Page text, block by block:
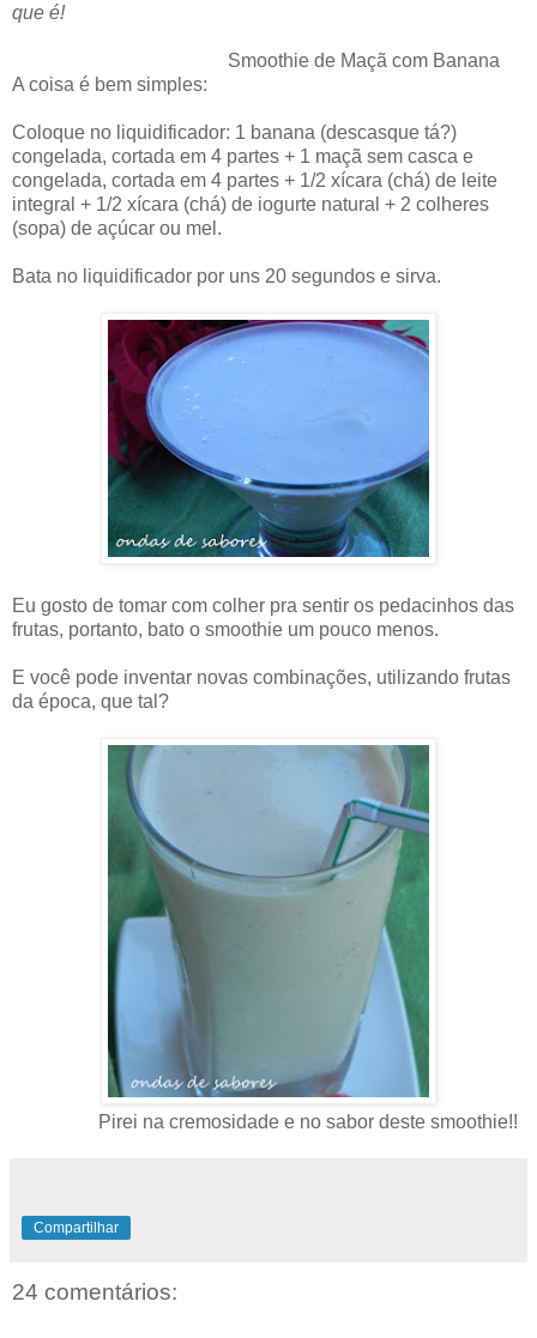
que é!
Smoothie de Maçã com Banana
A coisa é bem simples:
Coloque no liquidificador: 1 banana (descasque tá?)
congelada, cortada em 4 partes + 1 maçã sem casca e
congelada, cortada em 4 partes + 1/2 xícara (chá) de leite
integral + 1/2 xícara (chá) de iogurte natural + 2 colheres
(sopa) de açúcar ou mel.
Bata no liquidificador por uns 20 segundos e sirva.
Eu gosto de tomar com colher pra sentir os pedacinhos das
frutas, portanto, bato o smoothie um pouco menos.
E você pode inventar novas combinações, utilizando frutas
da época, que tal?
Pirei na cremosidade e no sabor deste smoothie!!
Compartilhar
24 comentários: